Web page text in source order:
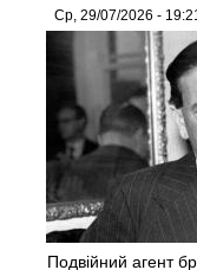
Ср, 29/07/2026 -
Подвійний агент